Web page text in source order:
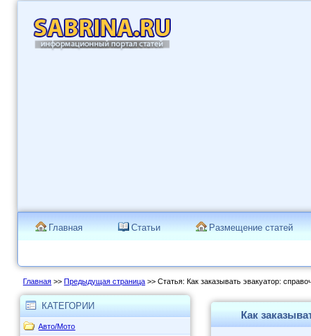
Главная Статьи Размещение статей
Главная >>Предыдущая страница >> Статья: Как заказывать эвакуатор:
КАТЕГОРИИ
Авто/Мото
Как